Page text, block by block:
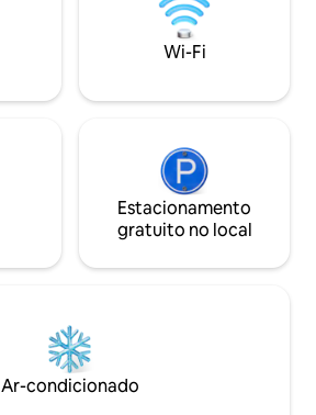
de água, botijão
recursos
banheiro,
Wi-Fi
Estacionamento
gratuito no local
Ar-condicionado